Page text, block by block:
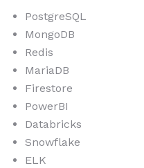
PostgreSQL
MongoDB
Redis
MariaDB
Firestore
PowerBI
Databricks
Snowflake
ELK